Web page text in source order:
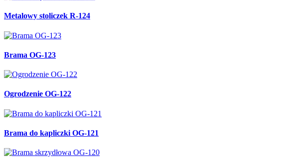
Metalowy stoliczek R-124
Brama OG-123
Ogrodzenie OG-122
Brama do kapliczki OG-121